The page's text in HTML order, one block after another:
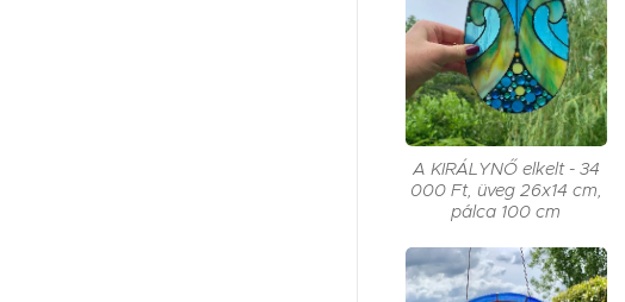
A KIRÁLYNŐ elkelt - 34
000 Ft, üveg 26x14 cm,
pálca 100 cm